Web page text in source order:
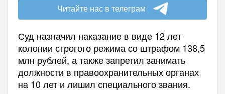
Читайте нас в телеграм
Суд назначил наказание в виде 12 лет
колонии строгого режима со штрафом 138,5
млн рублей, а также запретил занимать
должности в правоохранительных органах
на 10 лет и лишил специального звания.